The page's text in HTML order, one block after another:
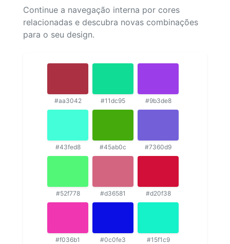
Continue a navegação interna por cores
relacionadas e descubra novas combinações
para o seu design.
#aa3042 #11dc95 #9b3de8
#43fed8 #45ab0c #7360d9
#52f778 #d36581 #d20f38
#f036b1 #0c0fe3 #15f1c9